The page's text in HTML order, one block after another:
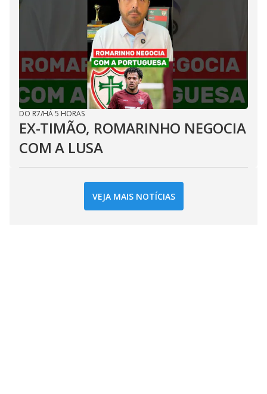
DO R7/HÁ 5 HORAS
EX-TIMÃO, ROMARINHO NEGOCIA
COM A LUSA
VEJA MAIS NOTÍCIAS